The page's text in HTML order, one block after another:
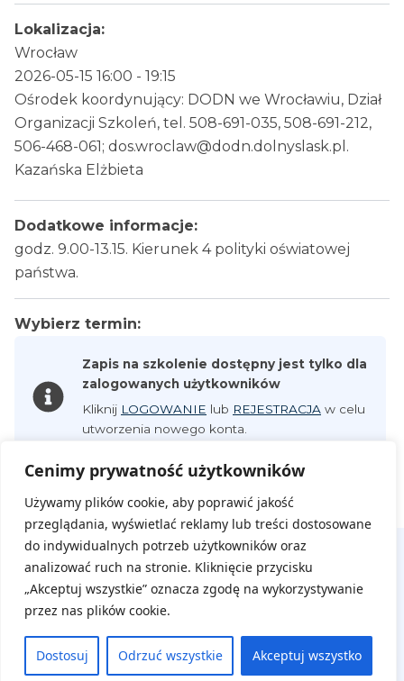
Cenimy prywatność użytkowników
Używamy plików cookie, aby poprawić jakość
przeglądania, wyświetlać reklamy lub treści dostosowane
do indywidualnych potrzeb użytkowników oraz
analizować ruch na stronie. Kliknięcie przycisku
„Akceptuj wszystkie” oznacza zgodę na wykorzystywanie
przez nas plików cookie.
Dostosuj Odrzuć wszystkie Akceptuj wszystko
Lokalizacja:
Wrocław
2026-05-15 16:00 - 19:15
Ośrodek koordynujący: DODN we Wrocławiu, Dział
Organizacji Szkoleń, tel. 508-691-035, 508-691-212,
506-468-061; dos.wroclaw@dodn.dolnyslask.pl.
Kazańska Elżbieta
Dodatkowe informacje:
godz. 9.00-13.15. Kierunek 4 polityki oświatowej
państwa.
Wybierz termin:
Zapis na szkolenie dostępny jest tylko dla
zalogowanych użytkowników
Kliknij LOGOWANIE lub REJESTRACJA w celu
utworzenia nowego konta.
Na skróty